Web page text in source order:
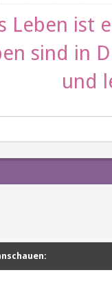
Leben ist
sind in
und